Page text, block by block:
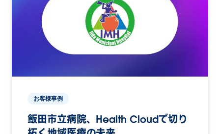
お客様事例
飯田市立病院、Health Cloudで切り